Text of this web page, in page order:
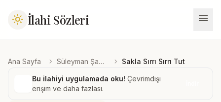
light_mode İlahi Sözleri menu
Ana Sayfa chevron_right Süleyman Şahintürk chevron_right Sakla Sırrı Sırrı Tut
Bu ilahiyi uygulamada oku! Çevrimdışı
erişim ve daha fazlası.